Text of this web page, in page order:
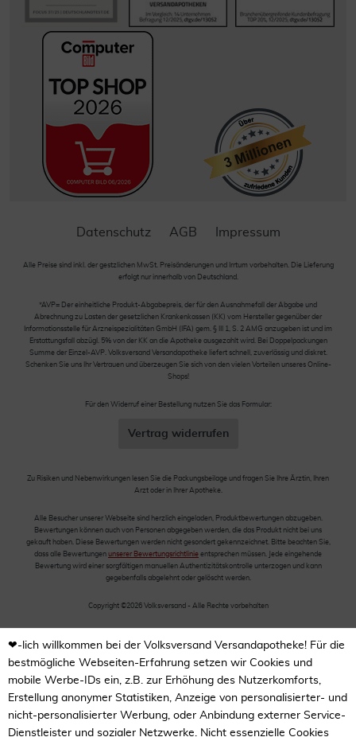
Datenschutz AGB Impressum
Alle Preise sind inkl. der gestzlichen MwSt. Preisänderungen und Irrtum vorbehalten. Die Lieferung
erfolgt nur innerhalb von Deutschland.
*AVP= Der einheitliche Produkt-Abgabepreis, der für den Ausnahmefall der Abgabe und
Abrechnung zu Lasten der gesetzlichen Krankenkassen (KK) vom Hersteller gegenüber der
Informationsstelle für Arzneispezialitäten GmbH (IFA) gem. § III 1, S. 2 AMG anzugeben ist und im
Erstattungsfall abzügl. 5% von der KK an die Apotheke ausgezahlt wird. Bei Doppelpackungen
Summe der Einzel-AVP. Volksversand Versandapotheke liefert schnell, zuverlässig und diskret.
Schenken Sie uns Ihr Vertrauen und überzeugen Sie sich von den vielen Vorteilen unseres Online-
Shops!
Für den Widerruf einer Bestellung nutzen Sie das Formular:
Vertrag widerrufen
Zu Risiken und Nebenwirkungen lesen Sie die Packungsbeilage und fragen Sie Ihre Ärztin, Ihren
Arzt oder in Ihrer Apotheke.
Alle Besucher unserer Webseite sind herzlich eingeladen, Produktbewertungen abzugeben.
Bewertungen können auch von Personen abgegeben werden, die das Produkt nicht bei uns
gekauft haben. Diese Bewertungen werden nicht gesondert gekennzeichnet. Bitte beachten Sie,
dass alle Bewertungen unserer Bewertungsrichtlinie entsprechen müssen. Jede eingehende
Bewertung wird einer sorgfältigen manuellen Authentizitätskontrolle unterzogen und kann
gegebenfalls abgelehnt oder gelöscht werden.
Copyright ©2026 Volksversand - Alle Rechte vorbehalten
❤-lich willkommen bei der Volksversand Versandapotheke! Für die
bestmögliche Webseiten-Erfahrung setzen wir Cookies und
mobile Werbe-IDs ein, z.B. zur Erhöhung des Nutzerkomforts,
Erstellung anonymer Statistiken, Anzeige von personalisierter- und
nicht-personalisierter Werbung, oder Anbindung externer Service-
Dienstleister und sozialer Netzwerke. Nicht essenzielle Cookies